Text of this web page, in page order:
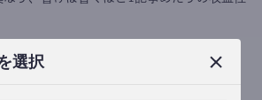
選択